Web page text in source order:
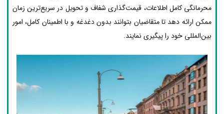
محرمانگی کامل اطلاعات، قیمت‌گذاری شفاف و تحویل در سریع‌ترین زمان
ممکن ارائه دهد تا متقاضیان بتوانند بدون دغدغه و با اطمینان کامل، امور
بین‌المللی خود را پیگیری نمایند.